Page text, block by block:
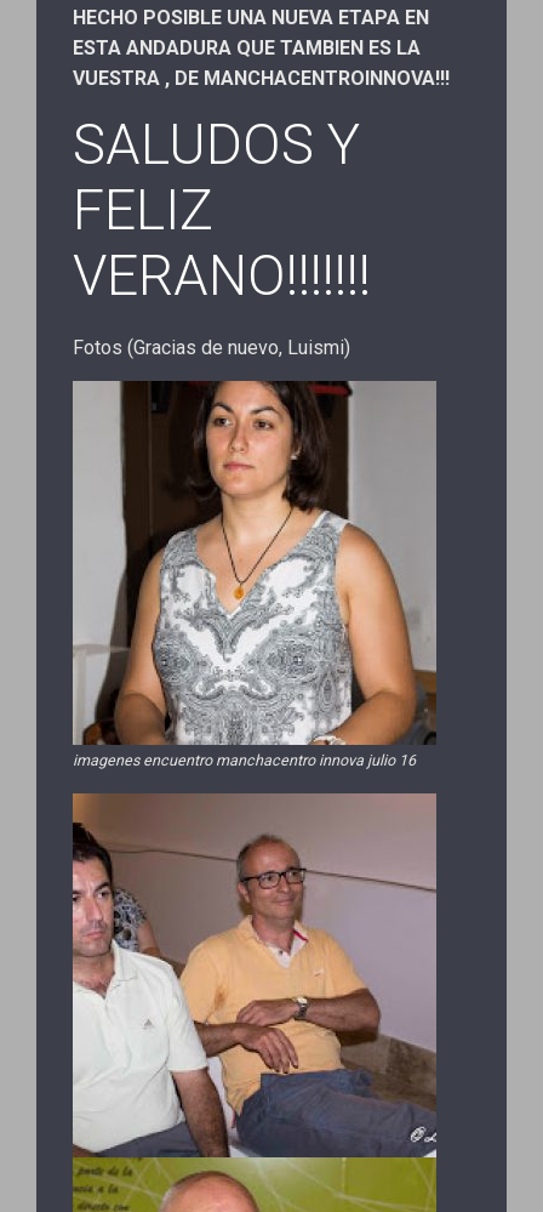
HECHO POSIBLE UNA NUEVA ETAPA EN
ESTA ANDADURA QUE TAMBIEN ES LA
VUESTRA , DE MANCHACENTROINNOVA!!!
SALUDOS Y
FELIZ
VERANO!!!!!!!
Fotos (Gracias de nuevo, Luismi)
imagenes encuentro manchacentro innova julio 16